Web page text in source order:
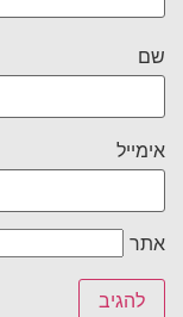
שם
אימייל
אתר